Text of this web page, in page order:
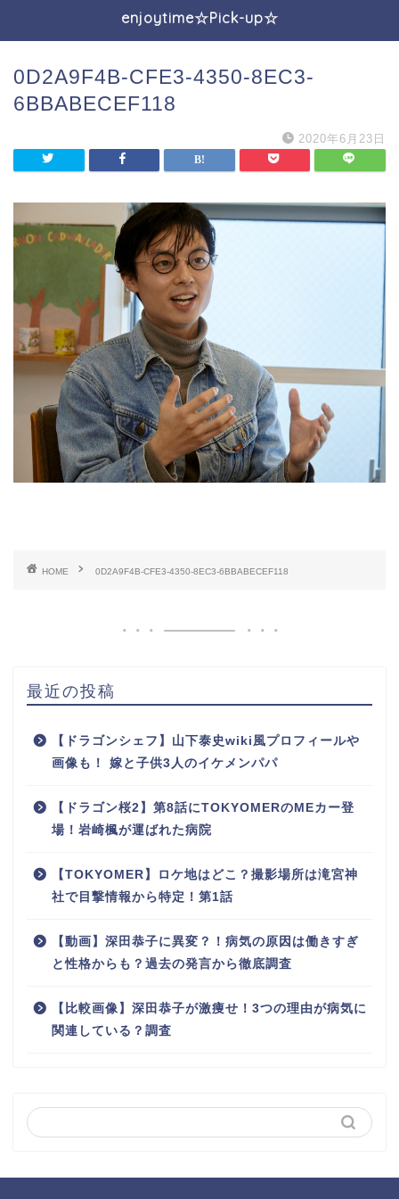
enjoytime☆Pick-up☆
0D2A9F4B-CFE3-4350-8EC3-
6BBABECEF118
2020年6月23日
HOME 0D2A9F4B-CFE3-4350-8EC3-6BBABECEF118
最近の投稿
【ドラゴンシェフ】山下泰史wiki風プロフィールや
画像も！ 嫁と子供3人のイケメンパパ
【ドラゴン桜2】第8話にTOKYOMERのMEカー登
場！岩崎楓が運ばれた病院
【TOKYOMER】ロケ地はどこ？撮影場所は滝宮神
社で目撃情報から特定！第1話
【動画】深田恭子に異変？！病気の原因は働きすぎ
と性格からも？過去の発言から徹底調査
【比較画像】深田恭子が激痩せ！3つの理由が病気に
関連している？調査